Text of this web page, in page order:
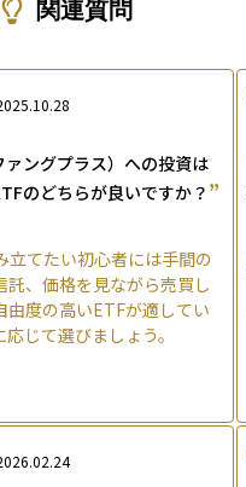
関連質問
ァングプラス）への投資は
のどちらが良いですか？ ”
立てたい初心者には手間の
託、価格を見ながら売買し
由度の高いETFが適してい
じて選びましょう。